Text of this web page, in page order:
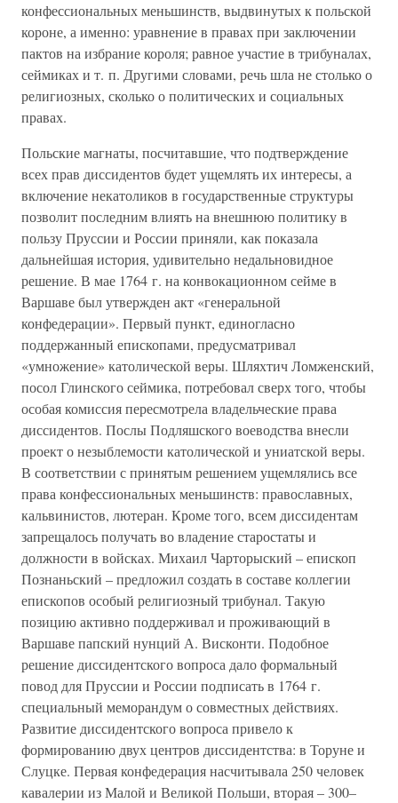
конфессиональных меньшинств, выдвинутых к польской
короне, а именно: уравнение в правах при заключении
пактов на избрание короля; равное участие в трибуналах,
сеймиках и т. п. Другими словами, речь шла не столько о
религиозных, сколько о политических и социальных
правах.
Польские магнаты, посчитавшие, что подтверждение
всех прав диссидентов будет ущемлять их интересы, а
включение некатоликов в государственные структуры
позволит последним влиять на внешнюю политику в
пользу Пруссии и России приняли, как показала
дальнейшая история, удивительно недальновидное
решение. В мае 1764 г. на конвокационном сейме в
Варшаве был утвержден акт «генеральной
конфедерации». Первый пункт, единогласно
поддержанный епископами, предусматривал
«умножение» католической веры. Шляхтич Ломженский,
посол Глинского сеймика, потребовал сверх того, чтобы
особая комиссия пересмотрела владельческие права
диссидентов. Послы Подляшского воеводства внесли
проект о незыблемости католической и униатской веры.
В соответствии с принятым решением ущемлялись все
права конфессиональных меньшинств: православных,
кальвинистов, лютеран. Кроме того, всем диссидентам
запрещалось получать во владение старостаты и
должности в войсках. Михаил Чарторыский – епископ
Познаньский – предложил создать в составе коллегии
епископов особый религиозный трибунал. Такую
позицию активно поддерживал и проживающий в
Варшаве папский нунций А. Висконти. Подобное
решение диссидентского вопроса дало формальный
повод для Пруссии и России подписать в 1764 г.
специальный меморандум о совместных действиях.
Развитие диссидентского вопроса привело к
формированию двух центров диссидентства: в Торуне и
Слуцке. Первая конфедерация насчитывала 250 человек
кавалерии из Малой и Великой Польши, вторая – 300–